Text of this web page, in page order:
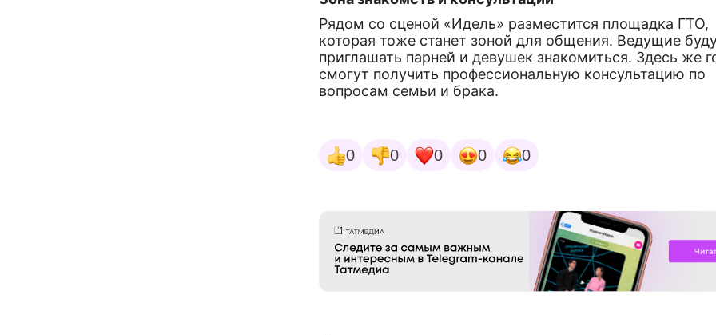
Рядом со сценой «Идель» разместится площадка ГТО,
которая тоже станет зоной для общения. Ведущие
приглашать парней и девушек знакомиться. Здесь же
смогут получить профессиональную консультацию по
вопросам семьи и брака.
0 0 0 0 0